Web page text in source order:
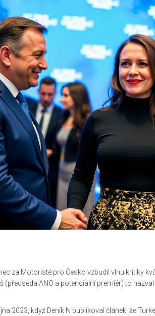
za Motoristé pro Česko vzbudil vlnu kritiky
(předseda ANO a potenciální premiér) to
2023, když Deník N publikoval článek, že